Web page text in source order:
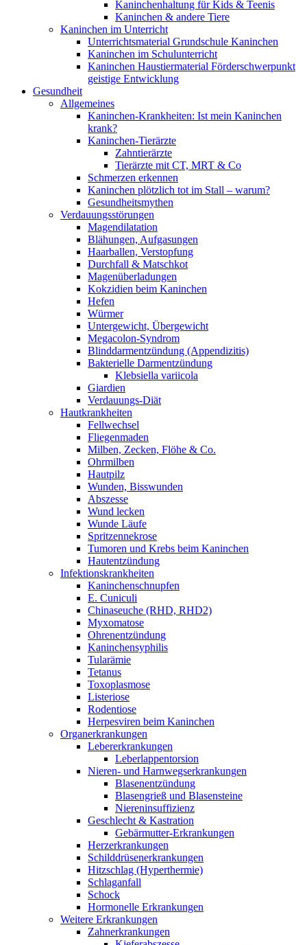
Kaninchenhaltung für Kids & Teenis
Kaninchen & andere Tiere
Kaninchen im Unterricht
Unterrichtsmaterial Grundschule Kaninchen
Kaninchen im Schulunterricht
Kaninchen Haustiermaterial Förderschwerpunkt
geistige Entwicklung
Gesundheit
Allgemeines
Kaninchen-Krankheiten: Ist mein Kaninchen
krank?
Kaninchen-Tierärzte
Zahntierärzte
Tierärzte mit CT, MRT & Co
Schmerzen erkennen
Kaninchen plötzlich tot im Stall – warum?
Gesundheitsmythen
Verdauungsstörungen
Magendilatation
Blähungen, Aufgasungen
Haarballen, Verstopfung
Durchfall & Matschkot
Magenüberladungen
Kokzidien beim Kaninchen
Hefen
Würmer
Untergewicht, Übergewicht
Megacolon-Syndrom
Blinddarmentzündung (Appendizitis)
Bakterielle Darmentzündung
Klebsiella variicola
Giardien
Verdauungs-Diät
Hautkrankheiten
Fellwechsel
Fliegenmaden
Milben, Zecken, Flöhe & Co.
Ohrmilben
Hautpilz
Wunden, Bisswunden
Abszesse
Wund lecken
Wunde Läufe
Spritzennekrose
Tumoren und Krebs beim Kaninchen
Hautentzündung
Infektionskrankheiten
Kaninchenschnupfen
E. Cuniculi
Chinaseuche (RHD, RHD2)
Myxomatose
Ohrenentzündung
Kaninchensyphilis
Tularämie
Tetanus
Toxoplasmose
Listeriose
Rodentiose
Herpesviren beim Kaninchen
Organerkrankungen
Lebererkrankungen
Leberlappentorsion
Nieren- und Harnwegserkrankungen
Blasenentzündung
Blasengrieß und Blasensteine
Niereninsuffizienz
Geschlecht & Kastration
Gebärmutter-Erkrankungen
Herzerkrankungen
Schilddrüsenerkrankungen
Hitzschlag (Hyperthermie)
Schlaganfall
Schock
Hormonelle Erkrankungen
Weitere Erkrankungen
Zahnerkrankungen